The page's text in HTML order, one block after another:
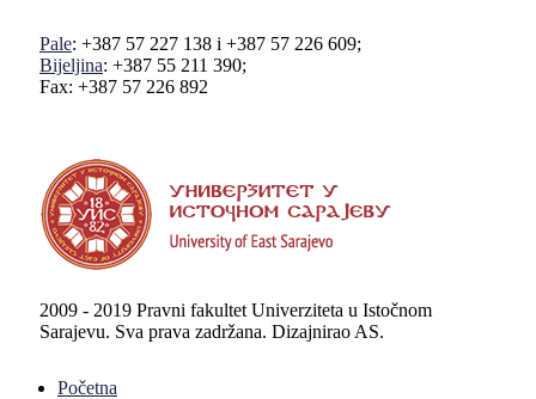
Pale: +387 57 227 138 i +387 57 226 609;
Bijeljina: +387 55 211 390;
Fax: +387 57 226 892
2009 - 2019 Pravni fakultet Univerziteta u Istočnom
Sarajevu. Sva prava zadržana. Dizajnirao AS.
Početna